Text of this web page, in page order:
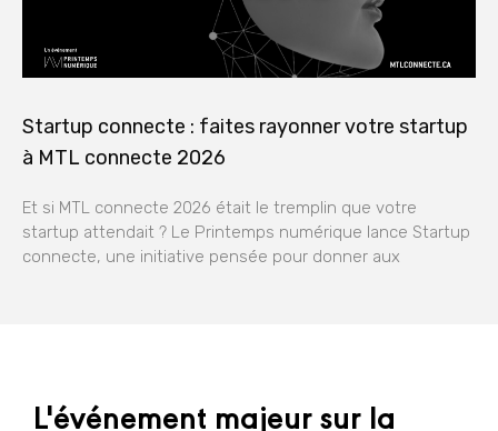
Startup connecte : faites rayonner votre startup
à MTL connecte 2026
Et si MTL connecte 2026 était le tremplin que votre
startup attendait ? Le Printemps numérique lance Startup
connecte, une initiative pensée pour donner aux
L'événement majeur sur la